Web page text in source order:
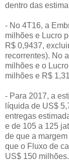
dentro das
- No 4T16, a
milhões e Lucro
R$ 0,9437,
recorrentes). No
milhões e o
milhões e R$
- Para 2017, a
líquida de US$
entregas
e de 105 a 125
de que a
que o Fluxo de
US$ 150